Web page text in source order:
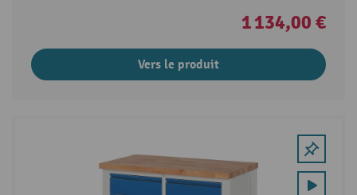
1 134,00 €
Vers le produit